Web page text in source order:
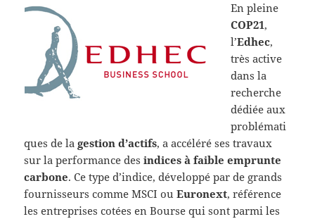
En pleine
COP21,
l’Edhec,
très active
dans la
recherche
dédiée aux
problémati
ques de lagestion d’actifs, a accéléré ses travaux
sur la performance desindices à faible emprunte
carbone. Ce type d’indice, développé par de grands
fournisseurs comme MSCI ouEuronext, référence
les entreprises cotées en Bourse qui sont parmi les